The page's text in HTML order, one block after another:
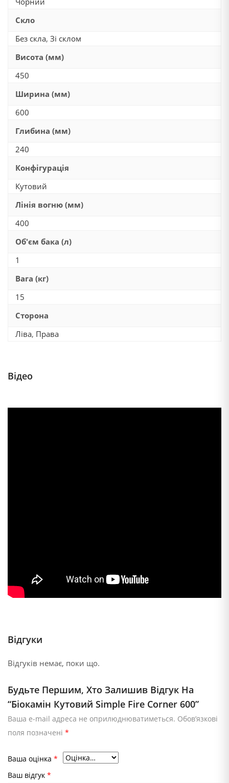
Скло
Без скла, Зі склом
Висота (мм)
450
Ширина (мм)
600
Глибина (мм)
240
Конфігурація
Кутовий
Лінія вогню (мм)
400
Об'єм бака (л)
1
Вага (кг)
15
Сторона
Ліва, Права
Відео
Відгуки
Відгуків немає, поки що.
Будьте Першим, Хто Залишив Відгук На
“Біокамін Кутовий Simple Fire Corner 600”
Ваша e-mail адреса не оприлюднюватиметься. Обов’язкові
поля позначені *
Ваша оцінка *
Ваш відгук *